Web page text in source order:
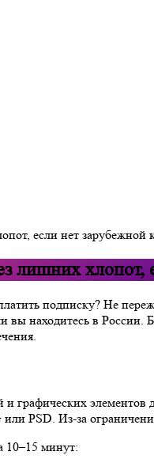
если нет зарубежной
лишних хлопот,
подписку? Не
вы находитесь в
элементов
PSD. Из-за
10–15 минут: